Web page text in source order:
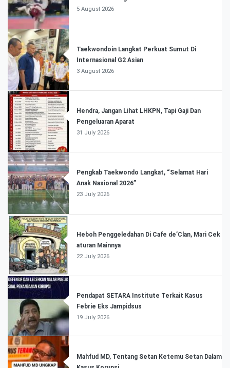
5 August 2026
Taekwondoin Langkat Perkuat Sumut Di
Internasional G2 Asian
3 August 2026
Hendra, Jangan Lihat LHKPN, Tapi Gaji Dan
Pengeluaran Aparat
31 July 2026
Pengkab Taekwondo Langkat, “Selamat Hari
Anak Nasional 2026”
23 July 2026
Heboh Penggeledahan Di Cafe de’Clan, Mari Cek
aturan Mainnya
22 July 2026
Pendapat SETARA Institute Terkait Kasus
Febrie Eks Jampidsus
19 July 2026
Mahfud MD, Tentang Setan Ketemu Setan Dalam